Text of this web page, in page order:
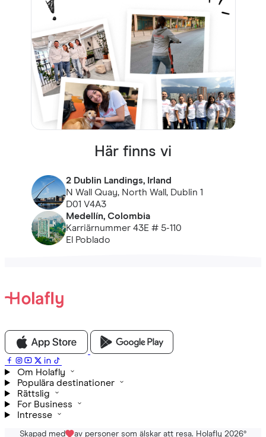
Här finns vi
2 Dublin Landings, Irland
N Wall Quay, North Wall, Dublin 1
D01 V4A3
Medellín, Colombia
Karriärnummer 43E # 5-110
El Poblado
Om Holafly
Populära destinationer
Rättslig
For Business
Intresse
Skapad med av personer som älskar att resa. Holafly 2026®